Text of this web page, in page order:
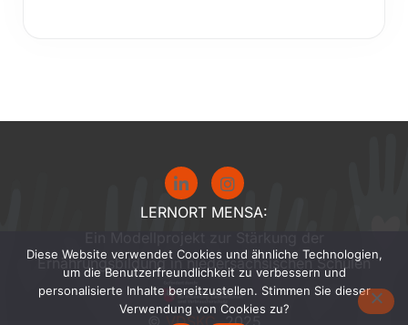
LERNORT MENSA:
Ernährungsbildung in niedersächsischen Schulen
VDSKC, 2025
Diese Website verwendet Cookies und ähnliche Technologien,
um die Benutzerfreundlichkeit zu verbessern und
personalisierte Inhalte bereitzustellen. Stimmen Sie dieser
Verwendung von Cookies zu?